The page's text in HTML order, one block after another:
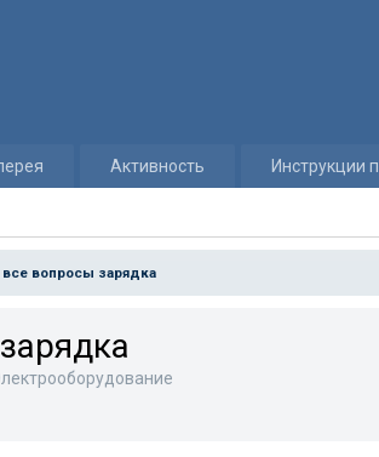
Активность Инструкции
вопросы зарядка